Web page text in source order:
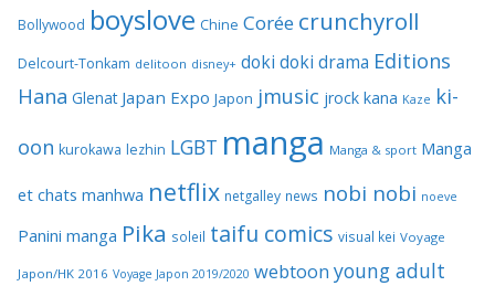
Bollywood boyslove Chine Corée crunchyroll
Delcourt-Tonkam delitoon disney+ doki doki drama Editions
Hana Glenat Japan Expo Japon jmusic jrock kana Kaze ki-
oon kurokawa lezhin LGBT manga Manga & sport Manga
et chats manhwa netflix netgalley news nobi nobi noeve
Panini manga Pika soleil taifu comics visual kei Voyage
Japon/HK 2016 Voyage Japon 2019/2020 webtoon young adult